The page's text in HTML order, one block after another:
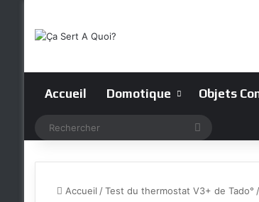
Accueil Domotique Objets
Accueil / Test du thermostat V3+ de Tado° /